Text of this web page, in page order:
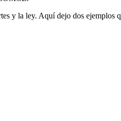
y la ley. Aquí dejo dos ejemplos